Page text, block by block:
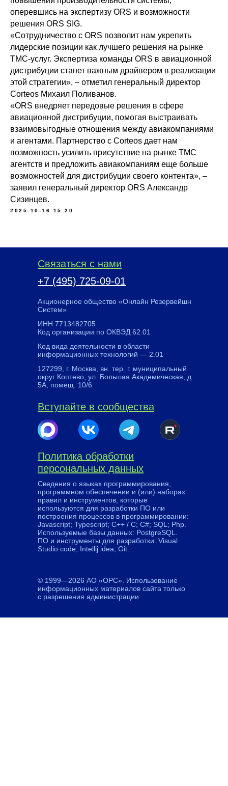
оперевшись на экспертизу ORS и возможности
решения ORS SIG.
«Сотрудничество с ORS позволит нам укрепить
лидерские позиции как лучшего решения на рынке
TMC-услуг. Экспертиза команды ORS в авиационной
дистрибуции станет важным драйвером в реализации
этой стратегии», – отметил генеральный директор
Corteos Михаил Поливанов.
«ORS внедряет передовые решения в сфере
авиационной дистрибуции, помогая выстраивать
взаимовыгодные отношения между авиакомпаниями
и агентами. Партнерство с Corteos дает нам
возможность усилить присутствие на рынке TMC
агентств и предложить авиакомпаниям еще больше
возможностей для дистрибуции своего контента», –
заявил генеральный директор ORS Александр
Сизинцев.
2025-10-16 15:20
Акционерное общество «Онлайн Резервейшн
Систем»
127299, г. Москва, вн. тер. г. муниципальный
округ Коптево, ул. Большая Академическая, д.
5А, помещ. 10/6
Вступайте в сообщества
Связаться с нами
+7 (495) 725-09-01
Код вида деятельности в области
информационных технологий — 2.01
ИНН 7713482705
Код организации по ОКВЭД 62.01
Политика обработки
персональных данных
Сведения о языках программирования,
программном обеспечении и (или) наборах
правил и инструментов, которые
используются для разработки ПО или
построения процессов в программировании:
Javascript; Typescript; C++ / C; C#; SQL; Php.
Используемые базы данных: PostgreSQL.
ПО и инструменты для разработки: Visual
Studio code; Intellij idea; Git.
© 1999—2026 АО «ОРС». Использование
информационных материалов сайта только
с разрешения администрации